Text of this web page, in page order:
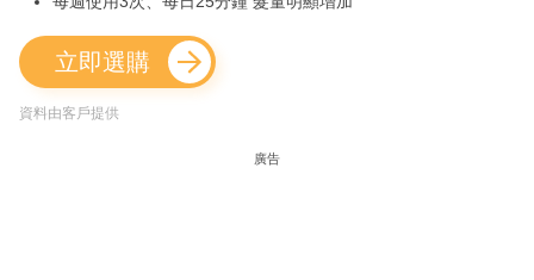
立即選購
資料由客戶提供
廣告